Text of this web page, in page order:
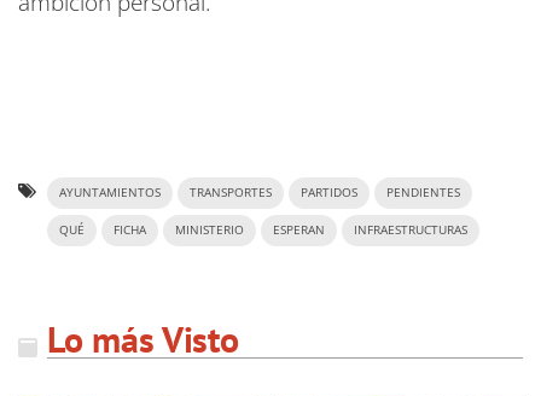
AYUNTAMIENTOS TRANSPORTES PARTIDOS PENDIENTES
QUÉ FICHA MINISTERIO ESPERAN INFRAESTRUCTURAS
Lo más Visto